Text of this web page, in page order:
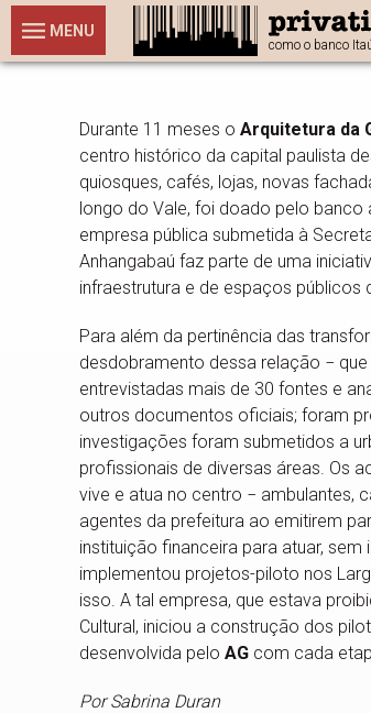
MENU
como o banco
Durante 11 meses o Arquitetura da
centro histórico da capital paulista
quiosques, cafés, lojas, novas
longo do Vale, foi doado pelo banco
empresa pública submetida à
Anhangabaú faz parte de uma
infraestrutura e de espaços
Para além da pertinência das
desdobramento dessa relação −
entrevistadas mais de 30 fontes e
outros documentos oficiais; foram
investigações foram submetidos a
profissionais de diversas áreas. Os
vive e atua no centro − ambulantes,
agentes da prefeitura ao emitirem
instituição financeira para atuar,
implementou projetos-piloto nos
isso. A tal empresa, que estava
Cultural, iniciou a construção dos
desenvolvida pelo AG com cada
Por Sabrina Duran